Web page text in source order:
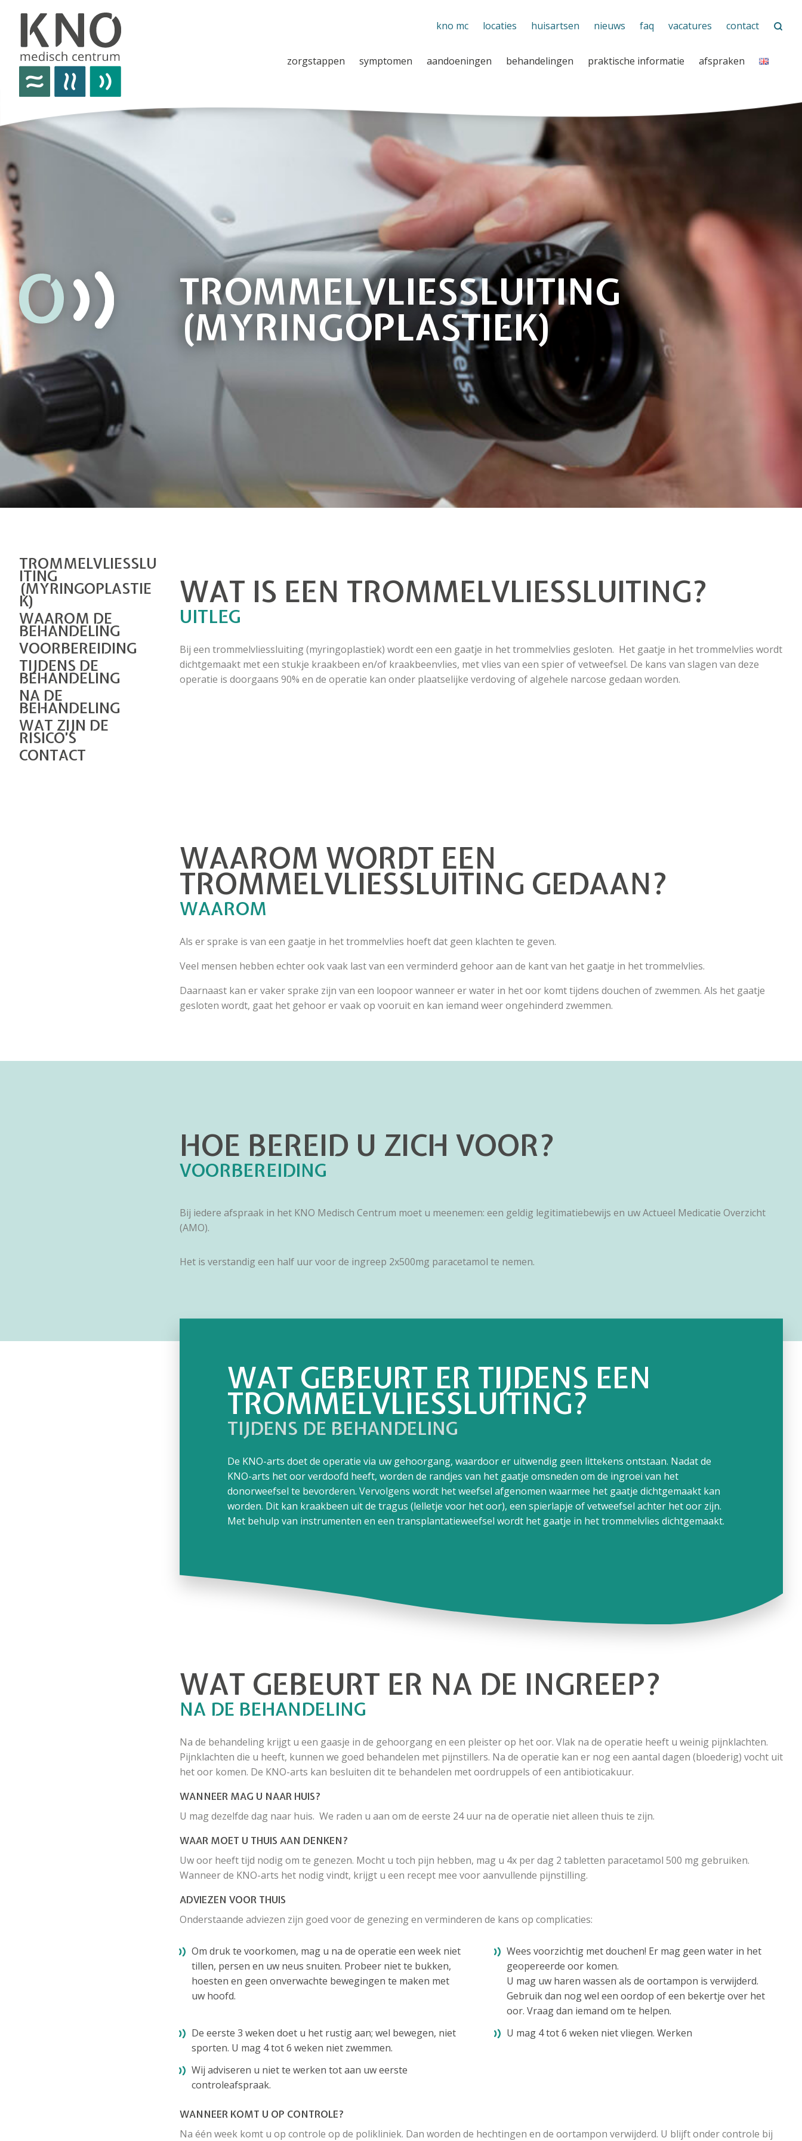
kno mc locaties huisartsen nieuws faq vacatures contact
zorgstappen symptomen aandoeningen behandelingen praktische informatie afspraken
afspraken
TROMMELVLIESSLUITING
(MYRINGOPLASTIEK)
WAT IS EEN TROMMELVLIESSLUITING?
UITLEG
Bij een trommelvliessluiting (myringoplastiek) wordt een een gaatje in het trommelvlies gesloten. Het gaatje in het trommelvlies wordt
dichtgemaakt met een stukje kraakbeen en/of kraakbeenvlies, met vlies van een spier of vetweefsel. De kans van slagen van deze
operatie is doorgaans 90% en de operatie kan onder plaatselijke verdoving of algehele narcose gedaan worden.
WAAROM WORDT EEN
TROMMELVLIESSLUITING GEDAAN?
WAAROM
Als er sprake is van een gaatje in het trommelvlies hoeft dat geen klachten te geven.
Veel mensen hebben echter ook vaak last van een verminderd gehoor aan de kant van het gaatje in het trommelvlies.
Daarnaast kan er vaker sprake zijn van een loopoor wanneer er water in het oor komt tijdens douchen of zwemmen. Als het gaatje
gesloten wordt, gaat het gehoor er vaak op vooruit en kan iemand weer ongehinderd zwemmen.
HOE BEREID U ZICH VOOR?
VOORBEREIDING
Bij iedere afspraak in het KNO Medisch Centrum moet u meenemen: een geldig legitimatiebewijs en uw Actueel Medicatie Overzicht
(AMO).
Het is verstandig een half uur voor de ingreep 2x500mg paracetamol te nemen.
WAT GEBEURT ER TIJDENS EEN
TROMMELVLIESSLUITING?
TIJDENS DE BEHANDELING
De KNO-arts doet de operatie via uw gehoorgang, waardoor er uitwendig geen littekens ontstaan. Nadat de
KNO-arts het oor verdoofd heeft, worden de randjes van het gaatje omsneden om de ingroei van het
donorweefsel te bevorderen. Vervolgens wordt het weefsel afgenomen waarmee het gaatje dichtgemaakt kan
worden. Dit kan kraakbeen uit de tragus (lelletje voor het oor), een spierlapje of vetweefsel achter het oor zijn.
Met behulp van instrumenten en een transplantatieweefsel wordt het gaatje in het trommelvlies dichtgemaakt.
WAT GEBEURT ER NA DE INGREEP?
NA DE BEHANDELING
Na de behandeling krijgt u een gaasje in de gehoorgang en een pleister op het oor. Vlak na de operatie heeft u weinig pijnklachten.
Pijnklachten die u heeft, kunnen we goed behandelen met pijnstillers. Na de operatie kan er nog een aantal dagen (bloederig) vocht uit
het oor komen. De KNO-arts kan besluiten dit te behandelen met oordruppels of een antibioticakuur.
WANNEER MAG U NAAR HUIS?
U mag dezelfde dag naar huis. We raden u aan om de eerste 24 uur na de operatie niet alleen thuis te zijn.
WAAR MOET U THUIS AAN DENKEN?
Uw oor heeft tijd nodig om te genezen. Mocht u toch pijn hebben, mag u 4x per dag 2 tabletten paracetamol 500 mg gebruiken.
Wanneer de KNO-arts het nodig vindt, krijgt u een recept mee voor aanvullende pijnstilling.
ADVIEZEN VOOR THUIS
Onderstaande adviezen zijn goed voor de genezing en verminderen de kans op complicaties:
Om druk te voorkomen, mag u na de operatie een week niet
tillen, persen en uw neus snuiten. Probeer niet te bukken,
hoesten en geen onverwachte bewegingen te maken met
uw hoofd.
Wees voorzichtig met douchen! Er mag geen water in het
geopereerde oor komen.
U mag uw haren wassen als de oortampon is verwijderd.
Gebruik dan nog wel een oordop of een bekertje over het
oor. Vraag dan iemand om te helpen.
De eerste 3 weken doet u het rustig aan; wel bewegen, niet
sporten. U mag 4 tot 6 weken niet zwemmen.
U mag 4 tot 6 weken niet vliegen. Werken
Wij adviseren u niet te werken tot aan uw eerste
controleafspraak.
WANNEER KOMT U OP CONTROLE?
Na één week komt u op controle op de polikliniek. Dan worden de hechtingen en de oortampon verwijderd. U blijft onder controle bij
TROMMELVLIESSLU
ITING
(MYRINGOPLASTIE
K)
WAAROM DE
BEHANDELING
VOORBEREIDING
TIJDENS DE
BEHANDELING
NA DE
BEHANDELING
WAT ZIJN DE
RISICO’S
CONTACT